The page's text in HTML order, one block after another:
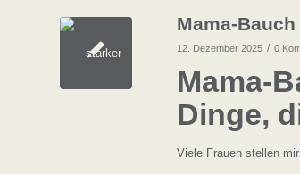
Mama-
12. Dezember 2025 / 0
Mama-
Dinge,
Viele Frauen stellen